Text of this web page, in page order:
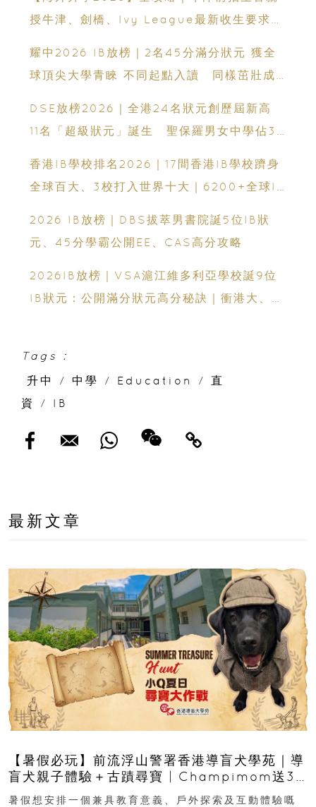
授牛津、劍橋、Ivy League最新收生要求｜
耀中2026 IB放榜｜2名45分滿分狀元 獲全
球頂尖大學青睞 不同起點入讀 同樣茁壯成
DSE放榜2026｜全港24名狀元創歷屆新高
11名「超級狀元」誕生 聖保羅男女中學佔3
香港IB學校排名2026｜17間香港IB學校躋身
全球百大、3校打入世界十大｜6200+全球IB
2026 IB放榜｜DBS拔萃男書院誕5位IB狀
元、45分學霸公開EE、CAS高分攻略
2026IB放榜｜VSA滬江維多利亞學校誕9位
IB狀元：公開滿分狀元高分秘訣｜衝港大、帝
Tags :
升中
/ 中學 / Education /
直
資
/ IB
最新文章
【暑假必玩】前流浮山警署香港導盲犬學苑｜導
盲犬親子體驗＋古蹟尋寶 | Champimom送3
組免費名額
暑假想安排一個兼具教育意義、戶外探索及互動體驗嘅